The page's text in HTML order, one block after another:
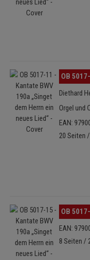
Bildergalerie überspringen
OB
Diethard
Orgel und
EAN:
20 Seiten
Bildergalerie überspringen
OB
EAN:
8 Seiten /